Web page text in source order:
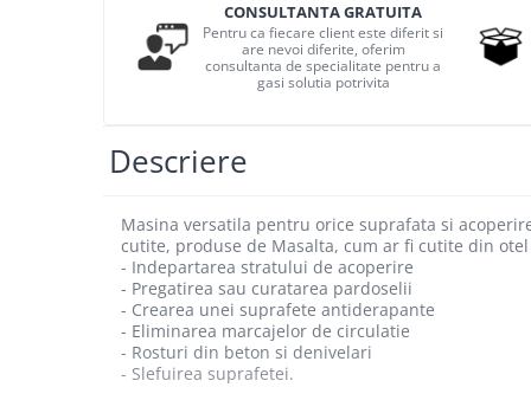
Motoburghie si masini sa sapat
Pompe de apa
Pompe de circulatie
Pompe de suprafata
Pompe de transfer combustibil,
ulei, lichide alimentare
CONSULTANTA GRATUITA
Pentru ca fiecare client este diferit si
are nevoi diferite, oferim
consultanta de specialitate pentru a
gasi solutia potrivita
Descriere
Masina versatila pentru orice suprafata si
cutite, produse de Masalta, cum ar fi cutite din
- Indepartarea stratului de acoperire
- Pregatirea sau curatarea pardoselii
- Crearea unei suprafete antiderapante
- Eliminarea marcajelor de circulatie
- Rosturi din beton si denivelari
- Slefuirea suprafetei.